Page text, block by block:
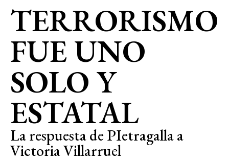
TERRORISMO
FUE UNO
SOLO Y
ESTATAL
La respuesta de PIetragalla a
Victoria Villarruel